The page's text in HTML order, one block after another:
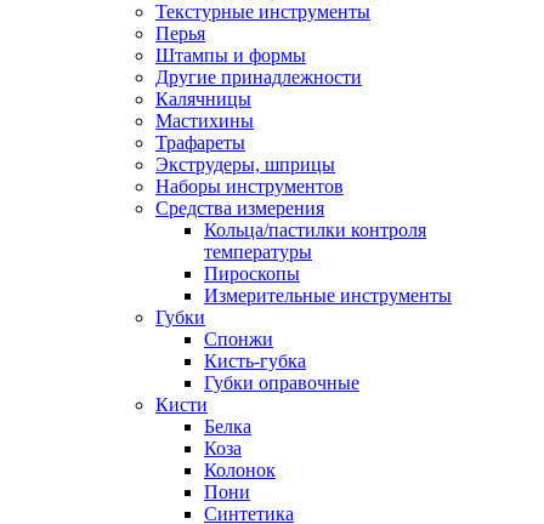
Текстурные инструменты
Перья
Штампы и формы
Другие принадлежности
Калячницы
Мастихины
Трафареты
Экструдеры, шприцы
Наборы инструментов
Средства измерения
Кольца/пастилки контроля
температуры
Пироскопы
Измерительные инструменты
Губки
Спонжи
Кисть-губка
Губки оправочные
Кисти
Белка
Коза
Колонок
Пони
Синтетика